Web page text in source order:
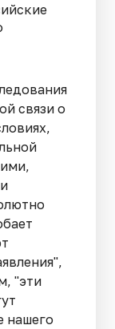
связи о
"эти
нашего